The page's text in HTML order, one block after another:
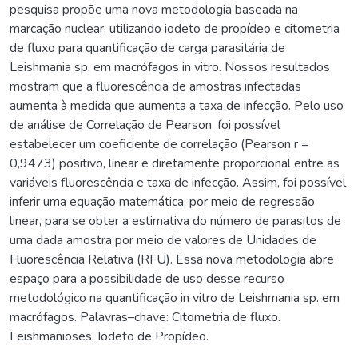
pesquisa propõe uma nova metodologia baseada na
marcação nuclear, utilizando iodeto de propídeo e citometria
de fluxo para quantificação de carga parasitária de
Leishmania sp. em macrófagos in vitro. Nossos resultados
mostram que a fluorescência de amostras infectadas
aumenta à medida que aumenta a taxa de infecção. Pelo uso
de análise de Correlação de Pearson, foi possível
estabelecer um coeficiente de correlação (Pearson r =
0,9473) positivo, linear e diretamente proporcional entre as
variáveis fluorescência e taxa de infecção. Assim, foi possível
inferir uma equação matemática, por meio de regressão
linear, para se obter a estimativa do número de parasitos de
uma dada amostra por meio de valores de Unidades de
Fluorescência Relativa (RFU). Essa nova metodologia abre
espaço para a possibilidade de uso desse recurso
metodológico na quantificação in vitro de Leishmania sp. em
macrófagos. Palavras–chave: Citometria de fluxo.
Leishmanioses. Iodeto de Propídeo.